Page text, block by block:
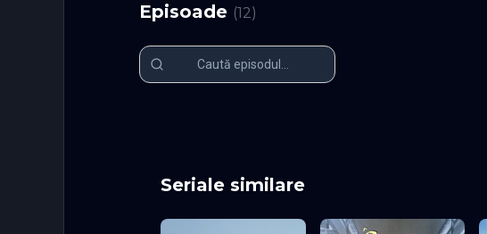
Episoade (12)
Seriale similare